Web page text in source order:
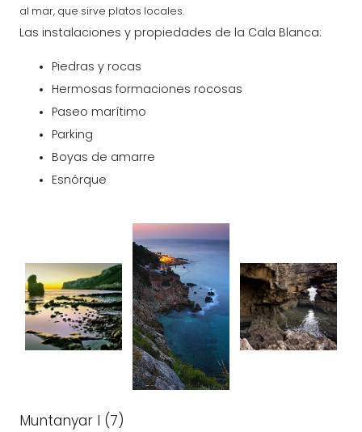
al mar, que sirve platos locales.
Las instalaciones y propiedades de la Cala Blanca:
Piedras y rocas
Hermosas formaciones rocosas
Paseo marítimo
Parking
Boyas de amarre
Esnórque
Muntanyar I (7)